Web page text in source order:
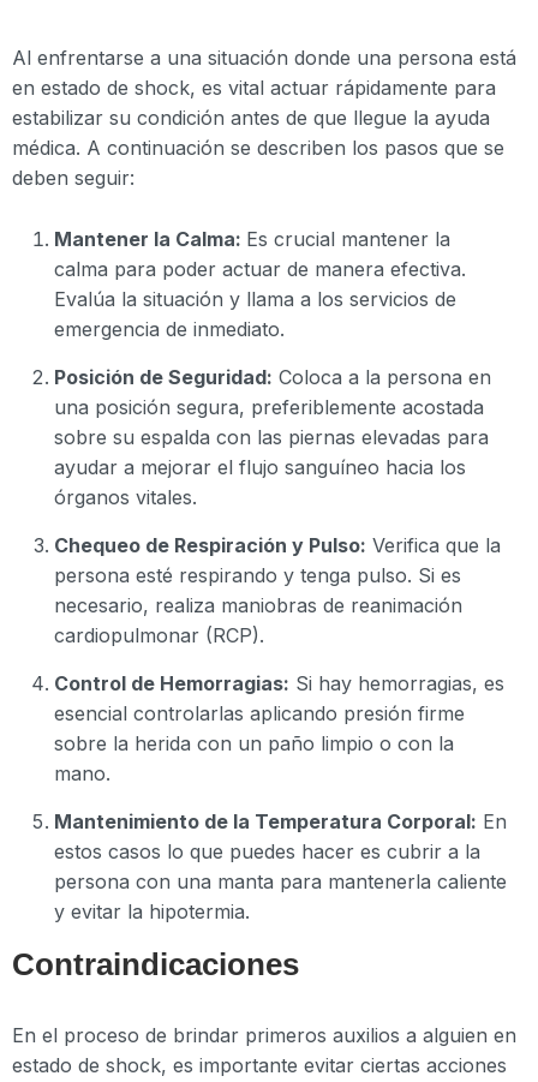
Al enfrentarse a una situación donde una persona está
en estado de shock, es vital actuar rápidamente para
estabilizar su condición antes de que llegue la ayuda
médica. A continuación se describen los pasos que se
deben seguir:
Mantener la Calma: Es crucial mantener la
calma para poder actuar de manera efectiva.
Evalúa la situación y llama a los servicios de
emergencia de inmediato.
Posición de Seguridad: Coloca a la persona en
una posición segura, preferiblemente acostada
sobre su espalda con las piernas elevadas para
ayudar a mejorar el flujo sanguíneo hacia los
órganos vitales.
Chequeo de Respiración y Pulso: Verifica que la
persona esté respirando y tenga pulso. Si es
necesario, realiza maniobras de reanimación
cardiopulmonar (RCP).
Control de Hemorragias: Si hay hemorragias, es
esencial controlarlas aplicando presión firme
sobre la herida con un paño limpio o con la
mano.
Mantenimiento de la Temperatura Corporal: En
estos casos lo que puedes hacer es cubrir a la
persona con una manta para mantenerla caliente
y evitar la hipotermia.
Contraindicaciones
En el proceso de brindar primeros auxilios a alguien en
estado de shock, es importante evitar ciertas acciones